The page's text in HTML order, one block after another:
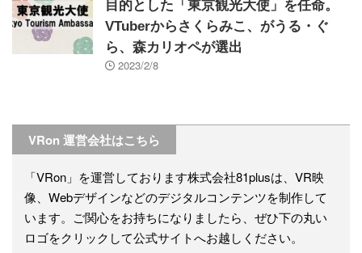
目的とした「東京観光大使」を任命。
VTuberからさくらみこ、がうる・ぐ
ら、森カリオペが選出
2023/2/8
VRon 運営会社はこちら
「VRon」を運営しております株式会社81plusは、VR映
像、Webデザインなどのデジタルコンテンツを制作して
います。ご関心をお持ちになりましたら、ぜひ下の丸い
ロゴをクリックして公式サイトへお越しください。